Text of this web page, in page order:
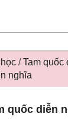
/Tam quốc
nghĩa
022
quốc diễn